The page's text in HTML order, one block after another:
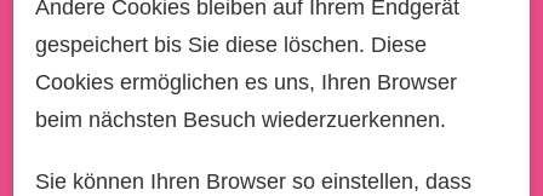
Andere Cookies bleiben auf Ihrem Endgerät
gespeichert bis Sie diese löschen. Diese
Cookies ermöglichen es uns, Ihren Browser
beim nächsten Besuch wiederzuerkennen.
Sie können Ihren Browser so einstellen, dass